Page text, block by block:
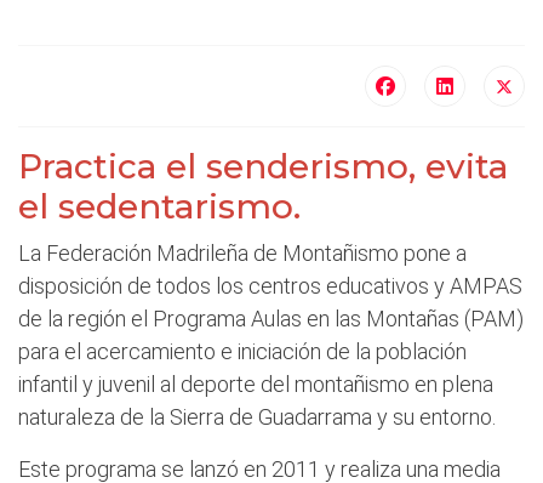
Practica el senderismo, evita
el sedentarismo.
La Federación Madrileña de Montañismo pone a
disposición de todos los centros educativos y AMPAS
de la región el Programa Aulas en las Montañas (PAM)
para el acercamiento e iniciación de la población
infantil y juvenil al deporte del montañismo en plena
naturaleza de la Sierra de Guadarrama y su entorno.
Este programa se lanzó en 2011 y realiza una media